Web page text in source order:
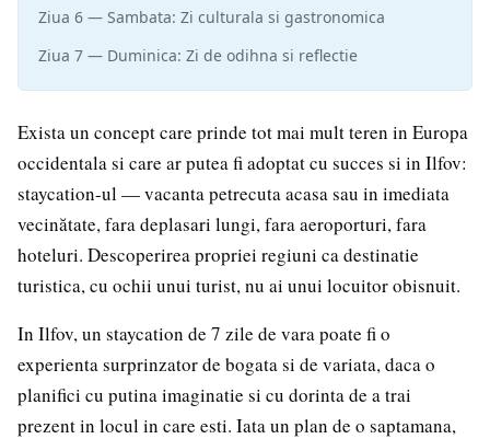
Exista un concept care prinde tot mai mult teren in Europa
occidentala si care ar putea fi adoptat cu succes si in Ilfov:
staycation-ul — vacanta petrecuta acasa sau in imediata
vecinătate, fara deplasari lungi, fara aeroporturi, fara
hoteluri. Descoperirea propriei regiuni ca destinatie
turistica, cu ochii unui turist, nu ai unui locuitor obisnuit.
In Ilfov, un staycation de 7 zile de vara poate fi o
experienta surprinzator de bogata si de variata, daca o
planifici cu putina imaginatie si cu dorinta de a trai
prezent in locul in care esti. Iata un plan de o saptamana,
Ziua 6 — Sambata: Zi culturala si gastronomica
Ziua 7 — Duminica: Zi de odihna si reflectie